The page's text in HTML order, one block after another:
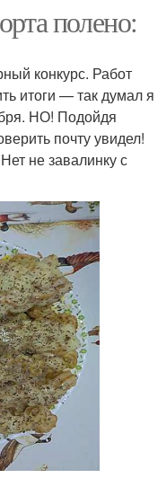
полено:
конкурс. Работ
итоги — так думал я
НО! Подойдя
почту увидел!
не завалинку с